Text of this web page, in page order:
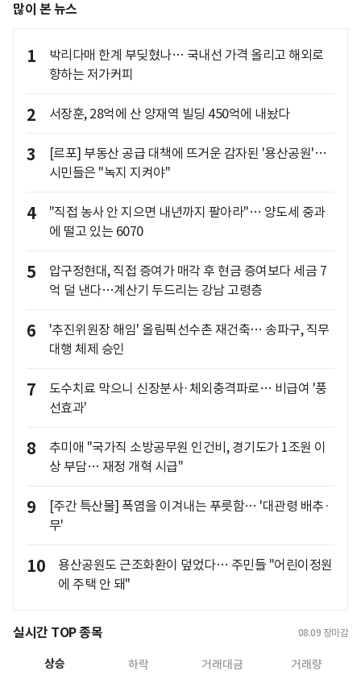
많이 본 뉴스
1
박리다매 한계 부딪혔나… 국내선 가격 올리고 해외로
향하는 저가커피
2 서장훈, 28억에 산 양재역 빌딩 450억에 내놨다
3
[르포] 부동산 공급 대책에 뜨거운 감자된 '용산공원'…
시민들은 "녹지 지켜야"
4
"직접 농사 안 지으면 내년까지 팔아라"… 양도세 중과
에 떨고 있는 6070
5
압구정현대, 직접 증여가 매각 후 현금 증여보다 세금 7
억 덜 낸다…계산기 두드리는 강남 고령층
6
'추진위원장 해임' 올림픽선수촌 재건축… 송파구, 직무
대행 체제 승인
7
도수치료 막으니 신장분사·체외충격파로… 비급여 '풍
선효과'
8
추미애 "국가직 소방공무원 인건비, 경기도가 1조원 이
상 부담… 재정 개혁 시급"
9
[주간 특산물] 폭염을 이겨내는 푸릇함… '대관령 배추·
무'
10
용산공원도 근조화환이 덮었다… 주민들 "어린이정원
에 주택 안 돼"
실시간 TOP 종목 08.09 장마감
상승 하락 거래대금 거래량